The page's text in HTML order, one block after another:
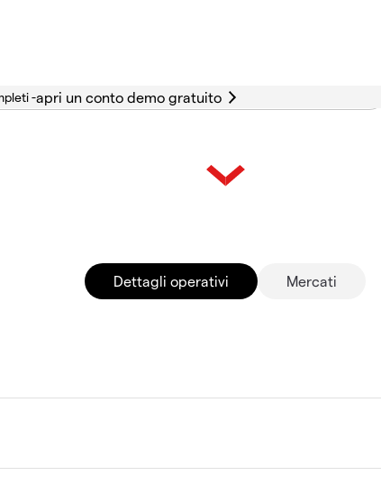
-
Dettagli operativi Mercati